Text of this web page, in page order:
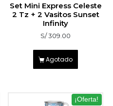
Set Mini Express Celeste
2 Tz + 2 Vasitos Sunset
Infinity
S/309.00
Agotado
¡Oferta!